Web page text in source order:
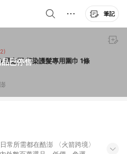
筆記
已停售
之冠 剪染護髮專用圍巾 1條
所需都在酷澎 〈火箭跨境〉